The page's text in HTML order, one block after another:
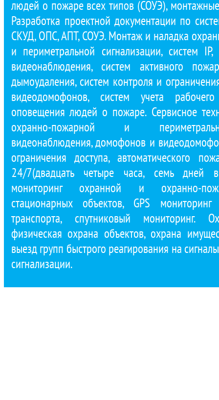
людей о пожаре всех типов (СОУЭ),
Разработка проектной документации по
СКУД, ОПС, АПТ, СОУЭ. Монтаж и наладка
и периметральной сигнализации, систем
видеонаблюдения, систем активного
дымоудаления, систем контроля и
видеодомофонов, систем учета
оповещения людей о пожаре. Сервисное
охранно-пожарной и
видеонаблюдения, домофонов и
ограничения доступа, автоматического
24/7(двадцать четыре часа, семь дней
мониторинг охранной и охранно-
стационарных объектов, GPS
транспорта, спутниковый мониторинг.
физическая охрана объектов, охрана
выезд групп быстрого реагирования на
сигнализации.